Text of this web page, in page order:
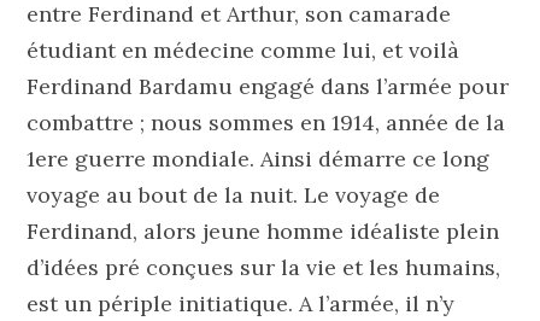
entre Ferdinand et Arthur, son camarade
étudiant en médecine comme lui, et voilà
Ferdinand Bardamu engagé dans l’armée pour
combattre ; nous sommes en 1914, année de la
1ere guerre mondiale. Ainsi démarre ce long
voyage au bout de la nuit. Le voyage de
Ferdinand, alors jeune homme idéaliste plein
d’idées pré conçues sur la vie et les humains,
est un périple initiatique. A l’armée, il n’y